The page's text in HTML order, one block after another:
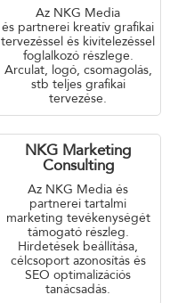
Az NKG Media
és partnerei kreatív grafikai
tervezéssel és kivitelezéssel
foglalkozó részlege.
Arculat, logó, csomagolás,
stb teljes grafikai
tervezése.
NKG Marketing
Consulting
Az NKG Media és
partnerei tartalmi
marketing tevékenységét
támogató részleg.
Hirdetések beállítása,
célcsoport azonosítás és
SEO optimalizációs
tanácsadás.